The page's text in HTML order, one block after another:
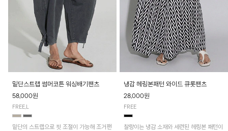
밑단스트랩 썸머코튼 워싱배기팬츠
58,000원
FREE,L
밑단의 스트랩으로 핏 조절이 가능해 조거팬
냉감 헤링본패턴 와이드 큐롯팬츠
28,000원
FREE
찰랑이는 냉감 소재와 세련된 헤링본 패턴이